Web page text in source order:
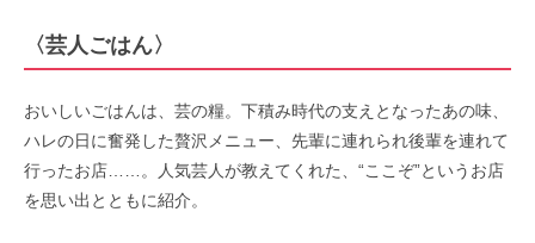
〈芸人ごはん〉
おいしいごはんは、芸の糧。下積み時代の支えとなったあの味、
ハレの日に奮発した贅沢メニュー、先輩に連れられ後輩を連れて
行ったお店……。人気芸人が教えてくれた、“ここぞ”というお店
を思い出とともに紹介。